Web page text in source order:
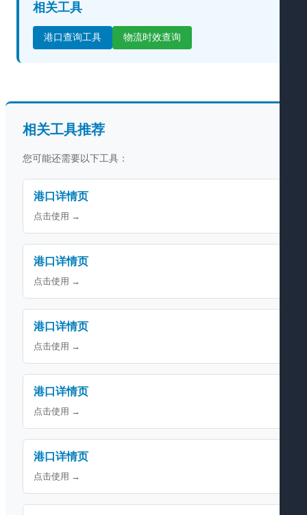
相关工具
港口查询工具 物流时效查询
相关工具推荐
您可能还需要以下工具：
港口详情页
点击使用 →
港口详情页
点击使用 →
港口详情页
点击使用 →
港口详情页
点击使用 →
港口详情页
点击使用 →